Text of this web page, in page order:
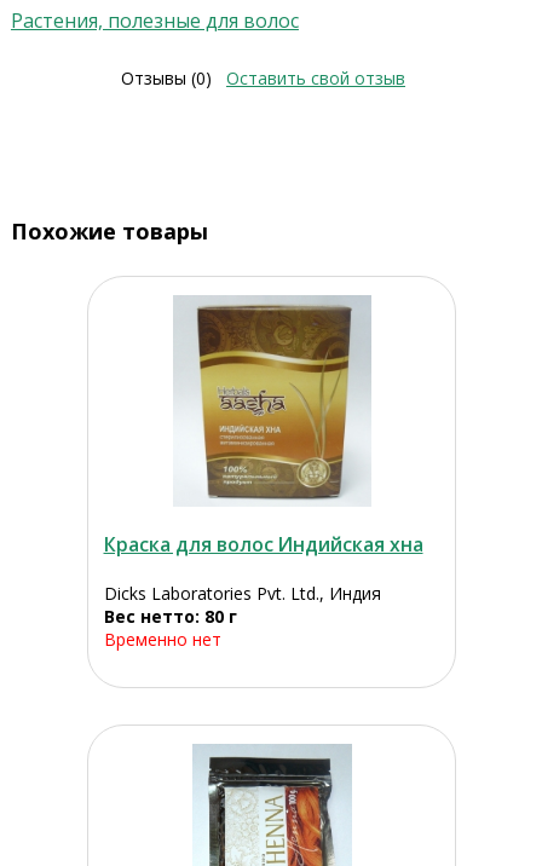
Растения, полезные для волос
Отзывы (0) Оставить свой отзыв
Похожие товары
Краска для волос Индийская хна
Dicks Laboratories Pvt. Ltd., Индия
Вес нетто: 80 г
Временно нет